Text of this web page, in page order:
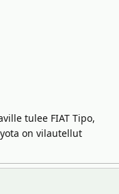
tulee FIAT Tipo,
on vilautellut